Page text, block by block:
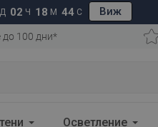
Д 02 Ч 18 М 43 С Виж
до 100 дни*
Осветление